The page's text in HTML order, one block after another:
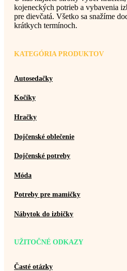
kojeneckých potrieb a vybavenia
pre dievčatá. Všetko sa snažíme
krátkych termínoch.
KATEGÓRIA PRODUKTOV
Autosedačky
Kočíky
Hračky
Dojčenské oblečenie
Dojčenské potreby
Móda
Potreby pre mamičky
Nábytok do izbičky
UŽITOČNÉ ODKAZY
Časté otázky